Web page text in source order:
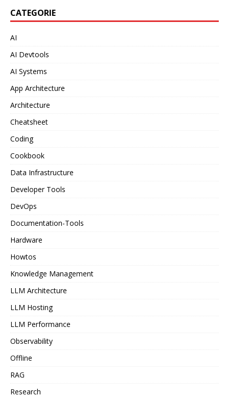
CATEGORIE
AI
AI Devtools
AI Systems
App Architecture
Architecture
Cheatsheet
Coding
Cookbook
Data Infrastructure
Developer Tools
DevOps
Documentation-Tools
Hardware
Howtos
Knowledge Management
LLM Architecture
LLM Hosting
LLM Performance
Observability
Offline
RAG
Research